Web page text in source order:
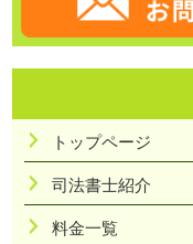
トップページ
司法書士紹介
料金一覧